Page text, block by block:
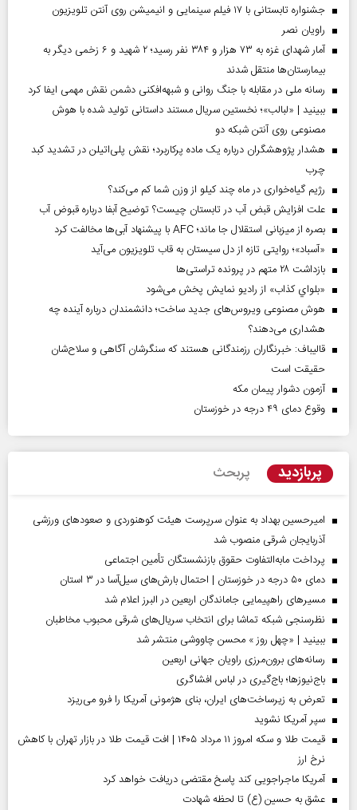
جشنواره تابستانی با ۱۷ فیلم سینمایی و انیمیشن روی آنتن تلویزیون
راویان نصر
آمار شهدای غزه به ۷۳ هزار و ۳۸۴ نفر رسید؛ ۲ شهید و ۶ زخمی دیگر به
بیمارستان‌ها منتقل شدند
رسانه ملی در مقابله با جنگ روانی و شبهه‌افکنی دشمن نقش مهمی ایفا کرد
ببینید | «لبالب»؛ نخستین سریال مستند داستانی تولید شده با هوش
مصنوعی روی آنتن شبکه دو
هشدار پژوهشگران درباره یک ماده پرکاربرد؛ نقش پلی‌اتیلن در تشدید کبد
چرب
رژیم گیاه‌خواری در ماه چند کیلو از وزن شما کم می‌کند؟
علت افزایش قبض آب در تابستان چیست؟ توضیح آبفا درباره قبوض آب
بصره از میزبانی استقلال جا ماند؛ AFC با پیشنهاد آبی‌ها مخالفت کرد
«آسباد»؛ روایتی تازه از دل سیستان به قاب تلویزیون می‌آید
بازداشت ۲۸ متهم در پرونده تراستی‌ها
«بلواي کذاب» از رادیو نمایش پخش می‌شود
هوش مصنوعی ویروس‌های جدید ساخت؛ دانشمندان درباره آینده چه
هشداری می‌دهند؟
قالیباف: خبرنگاران رزمندگانی هستند که سنگرشان آگاهی و سلاح‌شان
حقیقت است
آزمون دشوار پیمان مکه
وقوع دمای ۴۹ درجه در خوزستان
پربازدید پربحث
امیرحسین بهداد به عنوان سرپرست هیئت کوهنوردی و صعودهای ورزشی
آذربایجان شرقی منصوب شد
پرداخت مابه‌التفاوت حقوق بازنشستگان تأمین اجتماعی
دمای ۵۰ درجه در خوزستان | احتمال بارش‌های سیل‌آسا در ۳ استان
مسیر‌های راهپیمایی جاماندگان اربعین در البرز اعلام شد
نظرسنجی شبکه تماشا برای انتخاب سریال‌های شرقی محبوب مخاطبان
ببینید | «چهل روز » محسن چاووشی منتشر شد
رسانه‌های برون‌مرزی راویان جهانی اربعین
باج‌نیوزها؛ باج‌گیری در لباس افشاگری
تعرض به زیرساخت‌های ایران، بنای هژمونی آمریکا را فرو می‌ریزد
سپر آمریکا نشوید
قیمت طلا و سکه امروز ۱۱ مرداد ۱۴۰۵ | افت قیمت طلا در بازار تهران با کاهش
نرخ ارز
آمریکا ماجراجویی کند پاسخ مقتضی دریافت خواهد کرد
عشق به حسین (ع) تا لحظه شهادت